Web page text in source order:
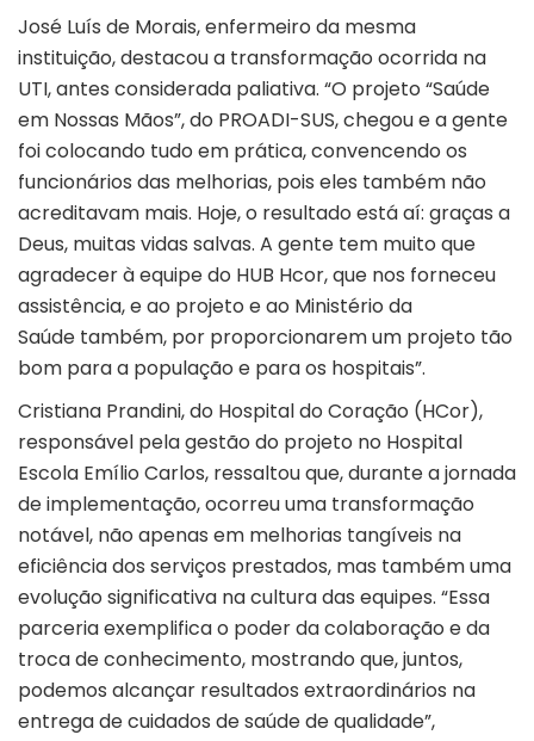
José Luís de Morais, enfermeiro da mesma
instituição, destacou a transformação ocorrida na
UTI, antes considerada paliativa. “O projeto “Saúde
em Nossas Mãos”, do PROADI-SUS, chegou e a gente
foi colocando tudo em prática, convencendo os
funcionários das melhorias, pois eles também não
acreditavam mais. Hoje, o resultado está aí: graças a
Deus, muitas vidas salvas. A gente tem muito que
agradecer à equipe do HUB Hcor, que nos forneceu
assistência, e ao projeto e ao Ministério da
Saúde também, por proporcionarem um projeto tão
bom para a população e para os hospitais”.
Cristiana Prandini, do Hospital do Coração (HCor),
responsável pela gestão do projeto no Hospital
Escola Emílio Carlos, ressaltou que, durante a jornada
de implementação, ocorreu uma transformação
notável, não apenas em melhorias tangíveis na
eficiência dos serviços prestados, mas também uma
evolução significativa na cultura das equipes. “Essa
parceria exemplifica o poder da colaboração e da
troca de conhecimento, mostrando que, juntos,
podemos alcançar resultados extraordinários na
entrega de cuidados de saúde de qualidade”,